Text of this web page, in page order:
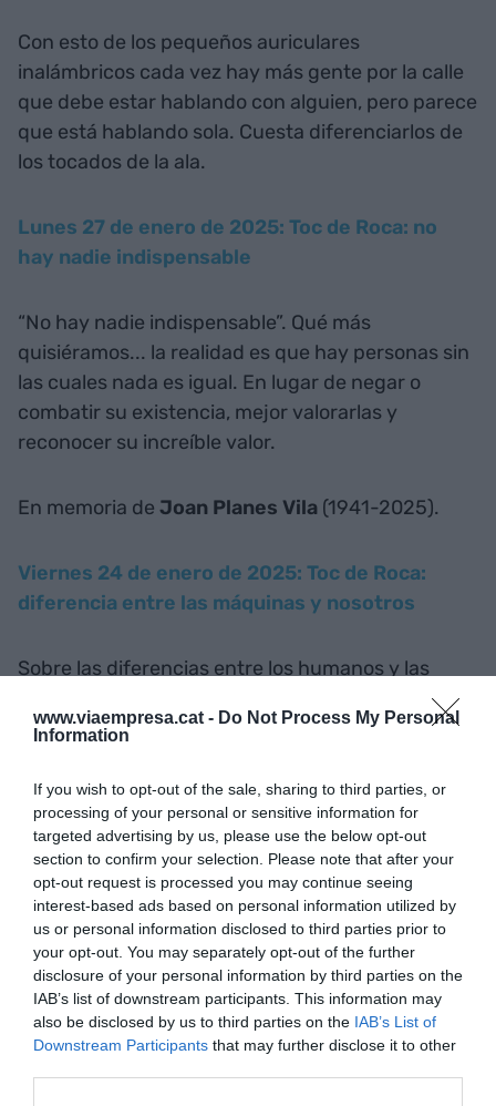
www.viaempresa.cat - Do Not Process My Personal
Information
If you wish to opt-out of the sale, sharing to third parties, or
processing of your personal or sensitive information for
targeted advertising by us, please use the below opt-out
section to confirm your selection. Please note that after your
opt-out request is processed you may continue seeing
interest-based ads based on personal information utilized by
us or personal information disclosed to third parties prior to
your opt-out. You may separately opt-out of the further
disclosure of your personal information by third parties on the
IAB’s list of downstream participants. This information may
also be disclosed by us to third parties on the IAB’s List of
Downstream Participants that may further disclose it to other
Con esto de los pequeños auriculares
inalámbricos cada vez hay más gente por la calle
que debe estar hablando con alguien, pero parece
que está hablando sola. Cuesta diferenciarlos de
los tocados de la ala.
Lunes 27 de enero de 2025: Toc de Roca: no
hay nadie indispensable
“No hay nadie indispensable”. Qué más
quisiéramos... la realidad es que hay personas sin
las cuales nada es igual. En lugar de negar o
combatir su existencia, mejor valorarlas y
reconocer su increíble valor.
En memoria de Joan Planes Vila (1941-2025).
Viernes 24 de enero de 2025: Toc de Roca:
diferencia entre las máquinas y nosotros
Sobre las diferencias entre los humanos y las
Si a una máquina le presionas el botón de pausa,
Si a una persona le das un poco de pausa, se pone
a pensar.
Jueves 23 de enero de 2025: Las tres leyes de
los Butchulla
La tribu de los Butchulla, en la Isla de Fraser,
Australia, decoran su cuerpo con tres líneas,
tantas como leyes tienen: 1, aquello que es bueno